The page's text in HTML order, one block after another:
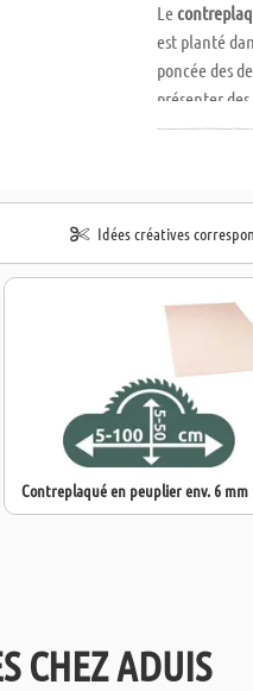
Le
est planté
poncée des
présenter
de bout en
Idées créatives
Contreplaqué en peuplier env. 6
CHEZ ADUIS